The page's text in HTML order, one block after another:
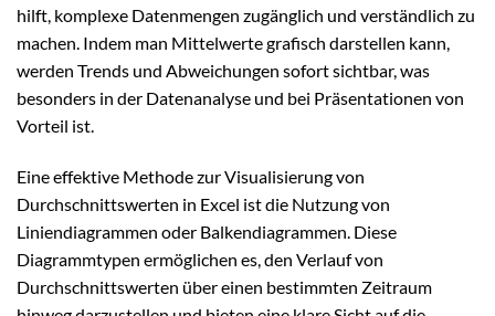
hilft, komplexe Datenmengen zugänglich und verständlich zu
machen. Indem man Mittelwerte grafisch darstellen kann,
werden Trends und Abweichungen sofort sichtbar, was
besonders in der Datenanalyse und bei Präsentationen von
Vorteil ist.
Eine effektive Methode zur Visualisierung von
Durchschnittswerten in Excel ist die Nutzung von
Liniendiagrammen oder Balkendiagrammen. Diese
Diagrammtypen ermöglichen es, den Verlauf von
Durchschnittswerten über einen bestimmten Zeitraum